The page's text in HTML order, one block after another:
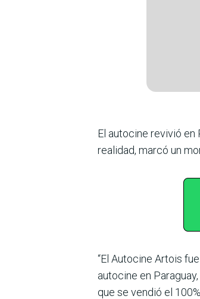
El autocine revivió en
realidad, marcó un
“El Autocine Artois
autocine en
que se vendió el